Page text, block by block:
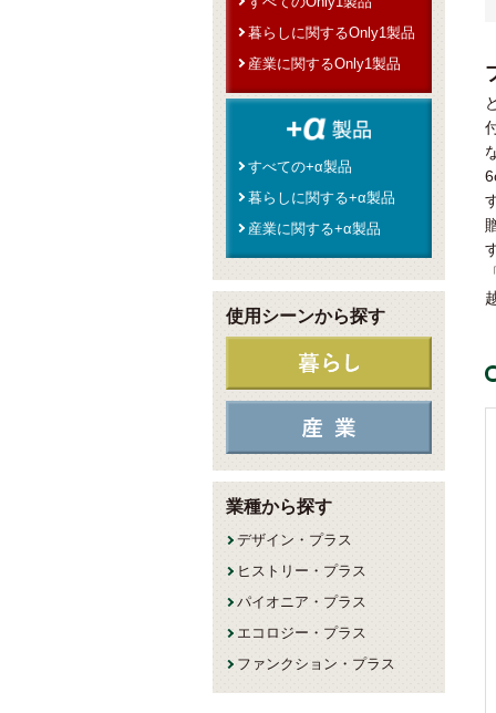
暮らしに関するOnly1製品
産業に関するOnly1製品
すべての+α製品
暮らしに関する+α製品
産業に関する+α製品
使用シーンから探す
業種から探す
デザイン・プラス
ヒストリー・プラス
パイオニア・プラス
エコロジー・プラス
ファンクション・プラス